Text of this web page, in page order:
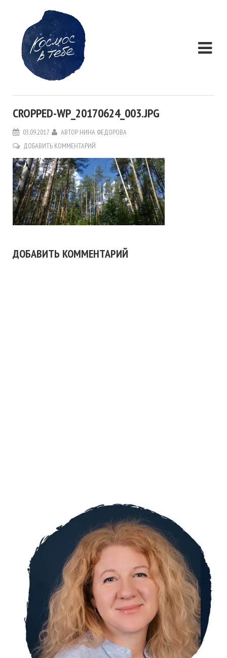
CROPPED-WP_20170624_003.JPG
03.09.2017 АВТОР НИНА ФЕДОРОВА
ДОБАВИТЬ КОММЕНТАРИЙ
ДОБАВИТЬ КОММЕНТАРИЙ